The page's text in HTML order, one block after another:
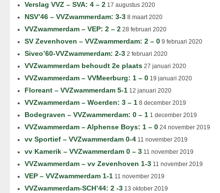
Verslag VVZ – SVA: 4 – 2 17 augustus 2020
NSV’46 – VVZwammerdam: 3-3 8 maart 2020
VVZwammerdam – VEP: 2 – 2 28 februari 2020
SV Zevenhoven – VVZwammerdam: 2 – 0 9 februari 2020
Siveo’60-VVZwammerdam: 2-3 2 februari 2020
VVZwammerdam behoudt 2e plaats 27 januari 2020
VVZwammerdam – VVMeerburg: 1 – 0 19 januari 2020
Floreant – VVZwammerdam 5-1 12 januari 2020
VVZwammerdam – Woerden: 3 – 1 8 december 2019
Bodegraven – VVZwammerdam: 0 – 1 1 december 2019
VVZwammerdam – Alphense Boys: 1 – 0 24 november 2019
vv Sportief – VVZwammerdam 0-4 11 november 2019
vv Kamerik – VVZwammerdam 0 – 3 11 november 2019
VVZwammerdam – vv Zevenhoven 1-3 11 november 2019
VEP – VVZwammerdam 1-1 11 november 2019
VVZwammerdam-SCH’44: 2 -3 13 oktober 2019